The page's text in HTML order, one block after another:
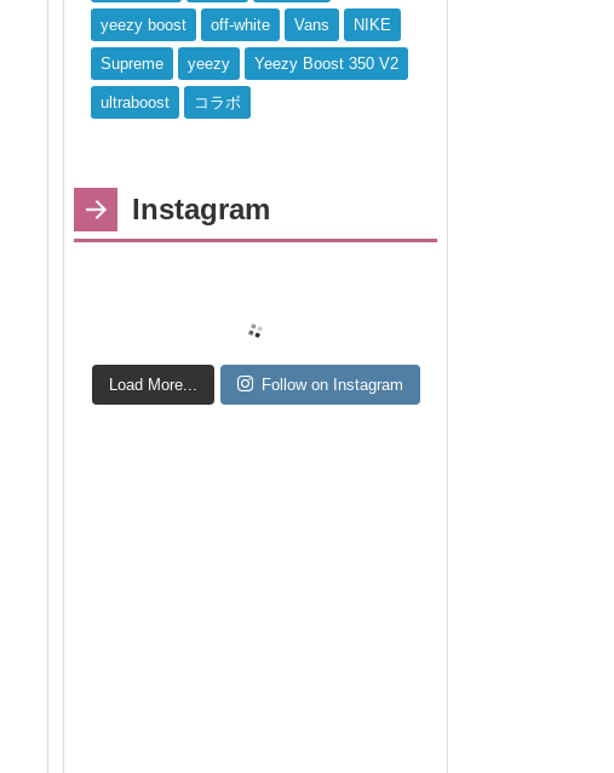
yeezy boost off-white Vans NIKE
Supreme yeezy Yeezy Boost 350 V2
ultraboost コラボ
Instagram
Load More... Follow on Instagram